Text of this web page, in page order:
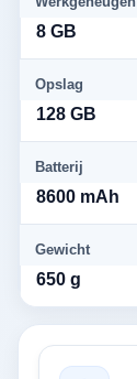
8 GB
Opslag
128 GB
Batterij
8600 mAh
Gewicht
650 g